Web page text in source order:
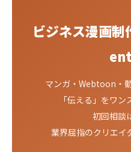
ビジネス漫画
マンガ・Webtoon・
「伝える」をワン
初回相談
業界屈指のクリエイ